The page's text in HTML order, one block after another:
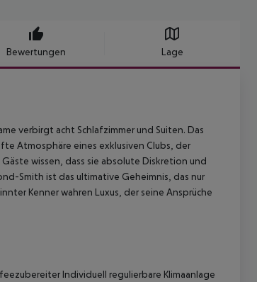
Bewertungen Lage
verbirgt acht Schlafzimmer und Suiten. Das
Atmosphäre eines exklusiven Clubs, der
wissen, dass sie absolute Diskretion und
Smith ist das ultimative Geheimnis, das nur
Kenner wahren Luxus, der seine Ansprüche
Individuell regulierbare Klimaanlage